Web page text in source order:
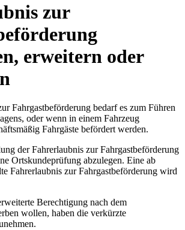
zur
erweitern oder
Fahrgastbeförderung bedarf es zum Führen
oder wenn in einem Fahrzeug
Fahrgäste befördert werden.
der Fahrerlaubnis zur Fahrgastbeförderung
Ortskundeprüfung abzulegen. Eine ab
Fahrerlaubnis zur Fahrgastbeförderung wird
Berechtigung nach dem
wollen, haben die verkürzte